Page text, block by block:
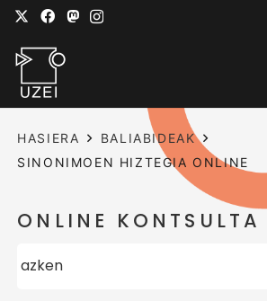
HASIERA
BALIABIDEAK
SINONIMOEN HIZTEGIA ONLINE
ONLINE KONTSULTA